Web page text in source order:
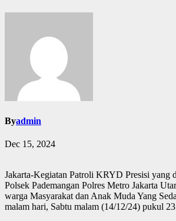
Byadmin
Dec 15, 2024
Jakarta-Kegiatan Patroli KRYD Presisi yang
Polsek Pademangan Polres Metro Jakarta
warga Masyarakat dan Anak Muda Yang
malam hari, Sabtu malam (14/12/24) pukul